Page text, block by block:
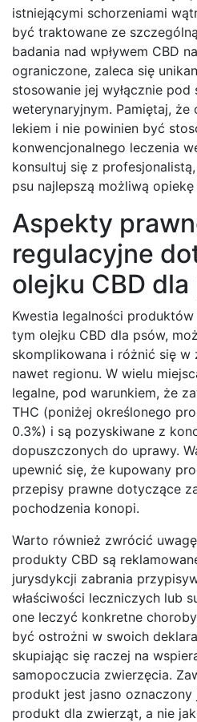
istniejącymi schorzeniami
być traktowane ze
badania nad wpływem CBD
ograniczone, zaleca się
stosowanie jej wyłącznie pod
weterynaryjnym. Pamiętaj, że
lekiem i nie powinien być
konwencjonalnego leczenia
konsultuj się z
psu najlepszą możliwą
Aspekty
regulacyjne
olejku CBD
Kwestia legalności
tym olejku CBD dla psów,
skomplikowana i różnić się w
nawet regionu. W wielu
legalne, pod warunkiem, że
THC (poniżej określonego
0.3%) i są pozyskiwane z
dopuszczonych do uprawy.
upewnić się, że kupowany
przepisy prawne dotyczące
pochodzenia konopi.
Warto również zwrócić
produkty CBD są
jurysdykcji zabrania
właściwości leczniczych lub
one leczyć konkretne
być ostrożni w swoich
skupiając się raczej na
samopoczucia zwierzęcia.
produkt jest jasno
produkt dla zwierząt, a nie